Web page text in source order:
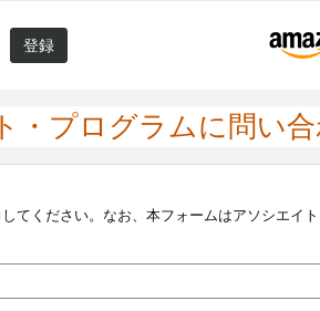
登録
・プログラムに問い
てください。なお、本フォームはアソシエイ